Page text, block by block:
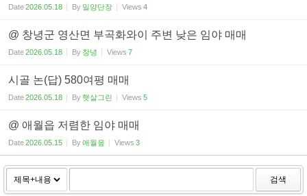
Date2026.05.18 By 밀양단장 Views 4
@ 창녕군 영산면 부곡화와이 주변 낮은 임야 매매
Date2026.05.18 By 창녕 Views 7
시골 논(답) 580여평 매매
Date2026.05.18 By햇살그린 Views 5
@ 애월읍 저렴한 임야 매매
Date2026.05.15 By애월읖 Views 3
검색